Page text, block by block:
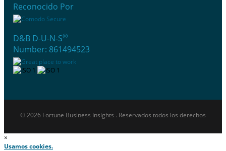
Reconocido Por
D&B D-U-N-S®
Number: 861494523
© 2026 Fortune Business Insights . Reservados todos los derechos
×
Usamos cookies.